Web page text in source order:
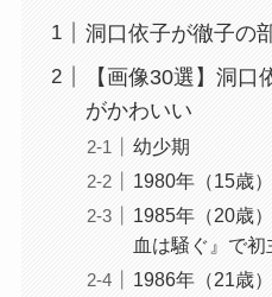
洞口依子が徹子の
【画像30選】洞口
がかわいい
幼少期
1980年（15歳
1985年（20歳
血は騒ぐ』で
1986年（21歳